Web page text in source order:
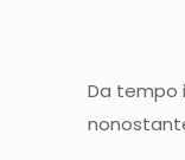
Da tempo